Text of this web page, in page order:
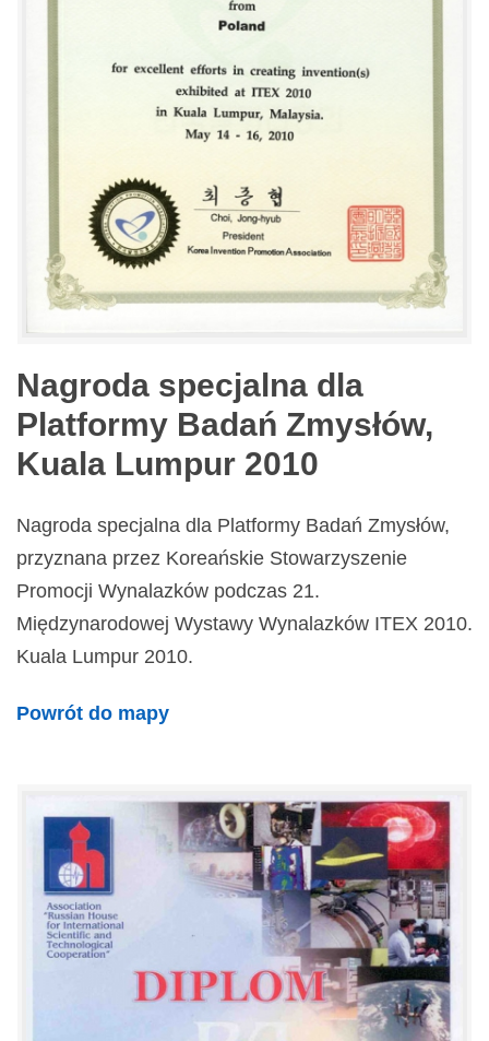
Nagroda specjalna dla
Platformy Badań Zmysłów,
Kuala Lumpur 2010
Nagroda specjalna dla Platformy Badań Zmysłów,
przyznana przez Koreańskie Stowarzyszenie
Promocji Wynalazków podczas 21.
Międzynarodowej Wystawy Wynalazków ITEX 2010.
Kuala Lumpur 2010.
Powrót do mapy